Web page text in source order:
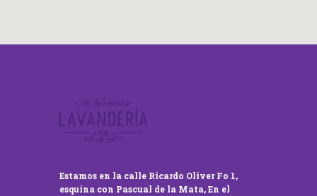
Estamos en la calle Ricardo Oliver Fo 1,
esquina con Pascual de la Mata, En el